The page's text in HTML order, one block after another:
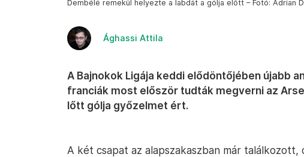
Dembélé remekül helyezte a labdát a gólja előtt – Fotó: Adrian
Ághassi Attila
A Bajnokok Ligája keddi elődöntőjében újabb
franciák most először tudták megverni az
lőtt gólja győzelmet ért.
A két csapat az alapszakaszban már találkozott,